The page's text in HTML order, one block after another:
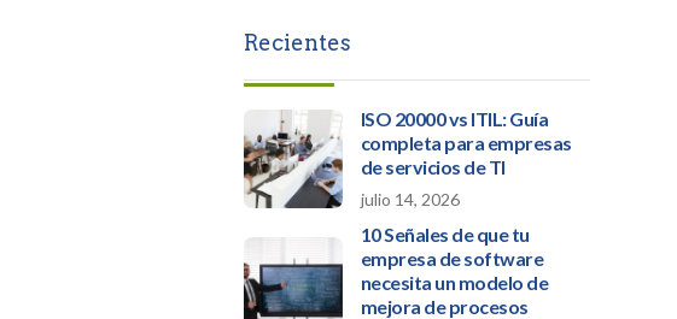
Recientes
ISO 20000 vs ITIL: Guía
completa para empresas
de servicios de TI
julio 14, 2026
10 Señales de que tu
empresa de software
necesita un modelo de
mejora de procesos